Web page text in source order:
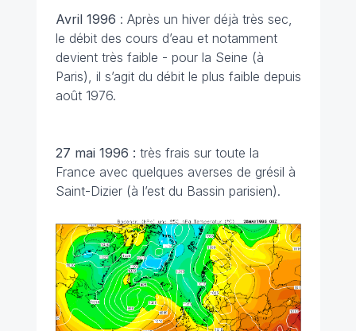
Avril 1996 : Après un hiver déjà très sec,
le débit des cours d’eau et notamment
devient très faible - pour la Seine (à
Paris), il s’agit du débit le plus faible depuis
août 1976.
27 mai 1996 : très frais sur toute la
France avec quelques averses de grésil à
Saint-Dizier (à l’est du Bassin parisien).